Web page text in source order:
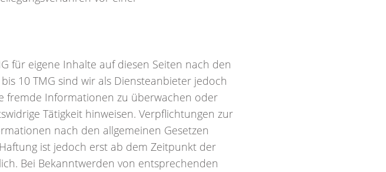
für eigene Inhalte auf diesen Seiten nach den
10 TMG sind wir als Diensteanbieter jedoch
fremde Informationen zu überwachen oder
Tätigkeit hinweisen. Verpflichtungen zur
nach den allgemeinen Gesetzen
ist jedoch erst ab dem Zeitpunkt der
Bei Bekanntwerden von entsprechenden